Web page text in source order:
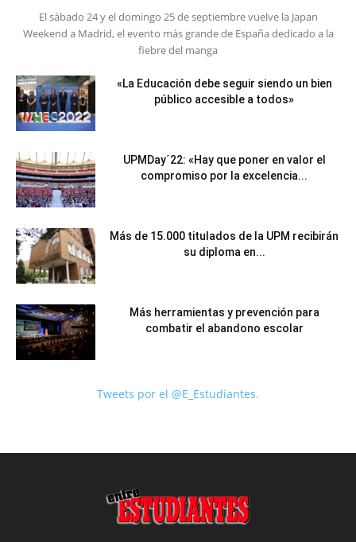
El sábado 24 y el domingo 25 de septiembre vuelve la Japan
Weekend a Madrid, el evento más grande de España dedicado a la
fiebre del manga
«La Educación debe seguir siendo un bien
público accesible a todos»
UPMDay´22: «Hay que poner en valor el
compromiso por la excelencia...
Más de 15.000 titulados de la UPM recibirán
su diploma en...
Más herramientas y prevención para
combatir el abandono escolar
Tweets por el @E_Estudiantes.